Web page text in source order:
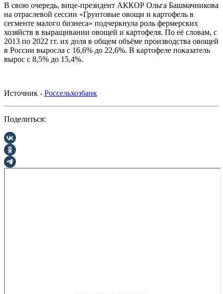
В свою очередь, вице-президент АККОР Ольга Башмачникова
на отраслевой сессии «Грунтовые овощи и картофель в
сегменте малого бизнеса» подчеркнула роль фермерских
хозяйств в выращивании овощей и картофеля. По её словам, с
2013 по 2022 гг. их доля в общем объёме производства овощей
в России выросла с 16,6% до 22,6%. В картофеле показатель
вырос с 8,5% до 15,4%.
Источник - Россельхозбанк
Поделиться: